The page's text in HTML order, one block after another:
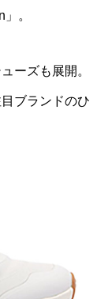
。
ーズも展開。
ブランドのひ